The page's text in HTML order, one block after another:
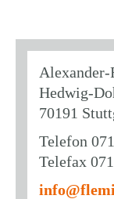
Hedwig-
70191
Telefon
Telefax